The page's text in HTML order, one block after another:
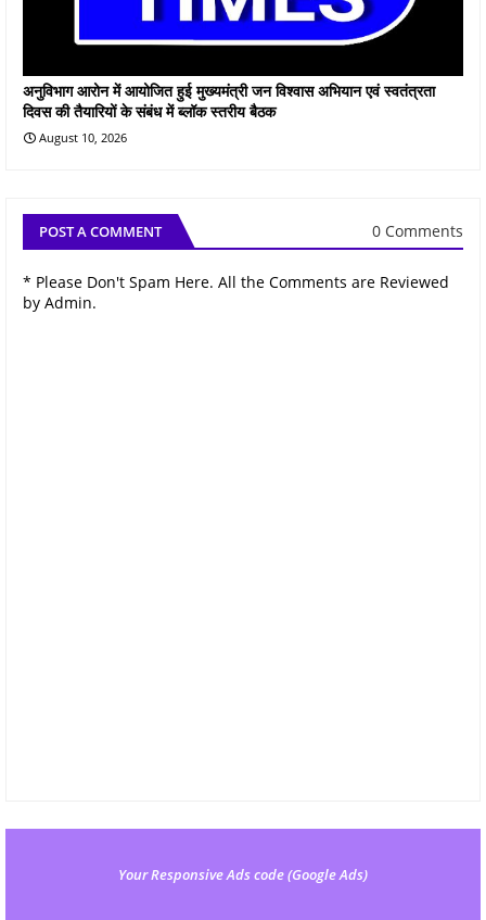
अनुविभाग आरोन में आयोजित हुई मुख्‍यमंत्री जन विश्वास अभियान एवं स्वतंत्रता
दिवस की तैयारियों के संबंध में ब्लॉक स्तरीय बैठक
August 10, 2026
POST A COMMENT 0 Comments
* Please Don't Spam Here. All the Comments are Reviewed
by Admin.
Your Responsive Ads code (Google Ads)